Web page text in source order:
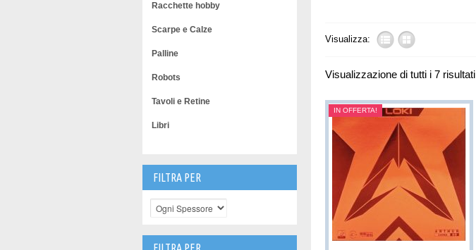
Racchette hobby
Scarpe e Calze
Palline
Robots
Tavoli e Retine
Libri
FILTRA PER
Visualizza:
Visualizzazione di tutti i 7 risultati
IN OFFERTA!